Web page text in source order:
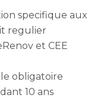
specifique aux
regulier
et CEE
obligatoire
10 ans